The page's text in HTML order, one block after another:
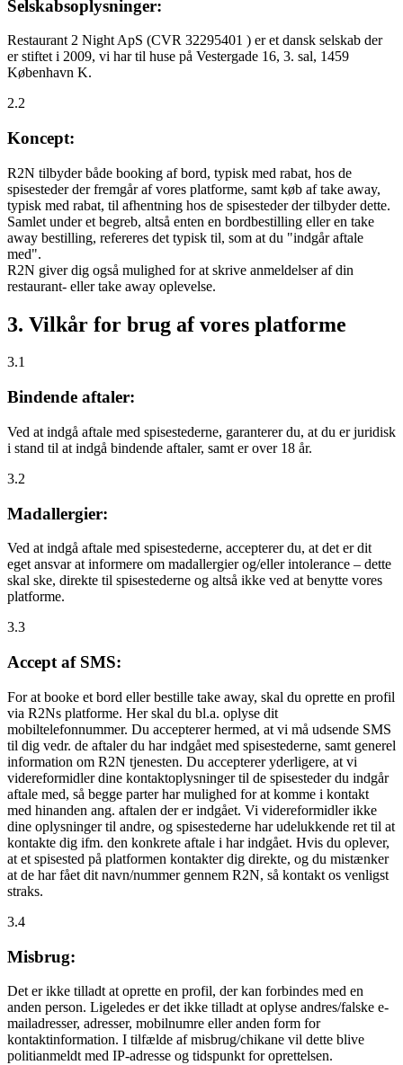
Selskabsoplysninger:
Restaurant 2 Night ApS (CVR 32295401 ) er et dansk selskab der
er stiftet i 2009, vi har til huse på Vestergade 16, 3. sal, 1459
København K.
2.2
Koncept:
R2N tilbyder både booking af bord, typisk med rabat, hos de
spisesteder der fremgår af vores platforme, samt køb af take away,
typisk med rabat, til afhentning hos de spisesteder der tilbyder dette.
Samlet under et begreb, altså enten en bordbestilling eller en take
away bestilling, refereres det typisk til, som at du "indgår aftale
med".
R2N giver dig også mulighed for at skrive anmeldelser af din
restaurant- eller take away oplevelse.
3. Vilkår for brug af vores platforme
3.1
Bindende aftaler:
Ved at indgå aftale med spisestederne, garanterer du, at du er juridisk
i stand til at indgå bindende aftaler, samt er over 18 år.
3.2
Madallergier:
Ved at indgå aftale med spisestederne, accepterer du, at det er dit
eget ansvar at informere om madallergier og/eller intolerance – dette
skal ske, direkte til spisestederne og altså ikke ved at benytte vores
platforme.
3.3
Accept af SMS:
For at booke et bord eller bestille take away, skal du oprette en profil
via R2Ns platforme. Her skal du bl.a. oplyse dit
mobiltelefonnummer. Du accepterer hermed, at vi må udsende SMS
til dig vedr. de aftaler du har indgået med spisestederne, samt generel
information om R2N tjenesten. Du accepterer yderligere, at vi
videreformidler dine kontaktoplysninger til de spisesteder du indgår
aftale med, så begge parter har mulighed for at komme i kontakt
med hinanden ang. aftalen der er indgået. Vi videreformidler ikke
dine oplysninger til andre, og spisestederne har udelukkende ret til at
kontakte dig ifm. den konkrete aftale i har indgået. Hvis du oplever,
at et spisested på platformen kontakter dig direkte, og du mistænker
at de har fået dit navn/nummer gennem R2N, så kontakt os venligst
straks.
3.4
Misbrug:
Det er ikke tilladt at oprette en profil, der kan forbindes med en
anden person. Ligeledes er det ikke tilladt at oplyse andres/falske e-
mailadresser, adresser, mobilnumre eller anden form for
kontaktinformation. I tilfælde af misbrug/chikane vil dette blive
politianmeldt med IP-adresse og tidspunkt for oprettelsen.